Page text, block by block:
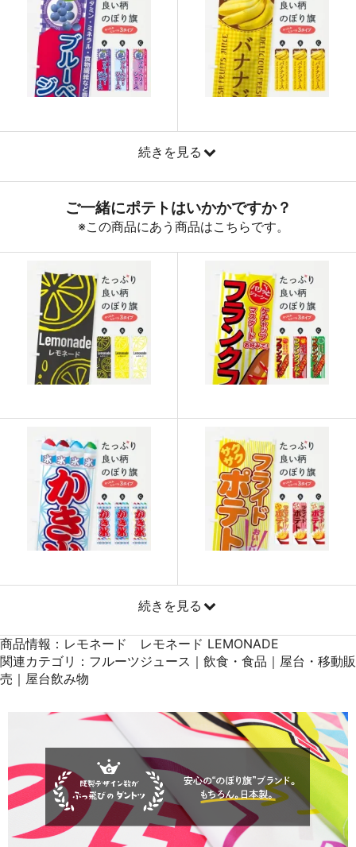
31 901 27931
32 899 28768
33 897 29601
34 30430
890
37 888 32856
887 33706
40 883 35320
41 880 36080
42 878 36876
43 876 37668
45 874 39330
46 873 40158
47 872 40984
48 871 41808
49 869 42581
続きを見る
続きを見る
商品情報：レモネード レモネード LEMONADE
関連カテゴリ：フルーツジュース｜飲食・食品｜屋台・移動販
売｜屋台飲み物